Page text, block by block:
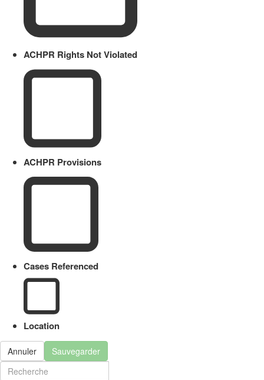
ACHPR Rights Not Violated
ACHPR Provisions
Cases Referenced
Location
Annuler Sauvegarder